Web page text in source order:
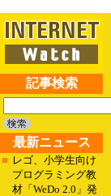
記事検索
最新ニュース
■ レゴ、小学生向け
プログラミング教
材「WeDo 2.0」発